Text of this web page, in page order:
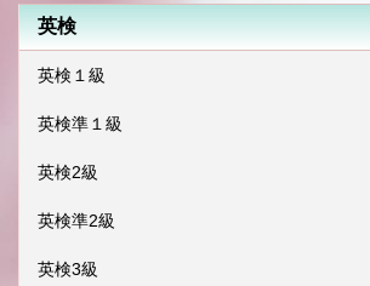
英検
英検１級
英検準１級
英検2級
英検準2級
英検3級